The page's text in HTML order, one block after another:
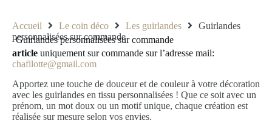
Accueil Le coin déco Les guirlandes
Guirlandes
personnalisées sur commande
Guirlandes personnalisées sur commande
article uniquement sur commande sur l’adresse mail:
chafilotte@gmail.com
Apportez une touche de douceur et de couleur à votre décoration
avec les guirlandes en tissu personnalisées ! Que ce soit avec un
prénom, un mot doux ou un motif unique, chaque création est
réalisée sur mesure selon vos envies.